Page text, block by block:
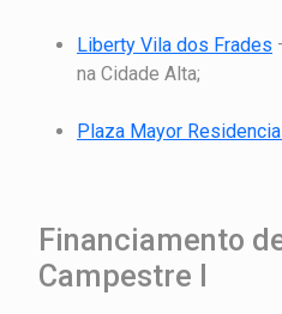
Liberty Vila dos Frades
na Cidade Alta;
Plaza Mayor
Financiamento
Campestre I